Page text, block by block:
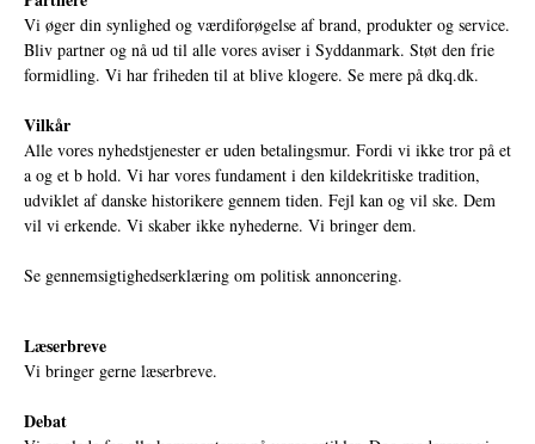
Vi øger din synlighed og værdiforøgelse af brand, produkter og service.
Bliv partner og nå ud til alle vores aviser i Syddanmark. Støt den frie
formidling. Vi har friheden til at blive klogere. Se mere på dkq.dk.
Vilkår
Alle vores nyhedstjenester er uden betalingsmur. Fordi vi ikke tror på et
a og et b hold. Vi har vores fundament i den kildekritiske tradition,
udviklet af danske historikere gennem tiden. Fejl kan og vil ske. Dem
vil vi erkende. Vi skaber ikke nyhederne. Vi bringer dem.
Se gennemsigtighedserklæring om politisk annoncering.
Læserbreve
Vi bringer gerne læserbreve.
Debat